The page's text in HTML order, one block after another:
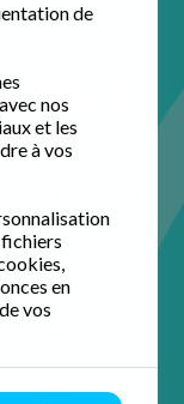
de
nos
et les
à vos
en
vos
à
impeccable.
Google